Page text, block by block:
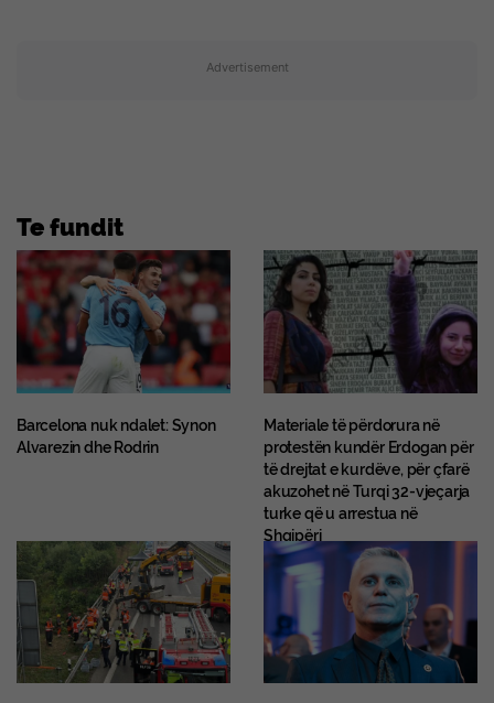
Advertisement
Te fundit
Barcelona nuk ndalet: Synon
Alvarezin dhe Rodrin
Materiale të përdorura në
protestën kundër Erdogan për
të drejtat e kurdëve, për çfarë
akuzohet në Turqi 32-vjeçarja
turke që u arrestua në
Shqipëri